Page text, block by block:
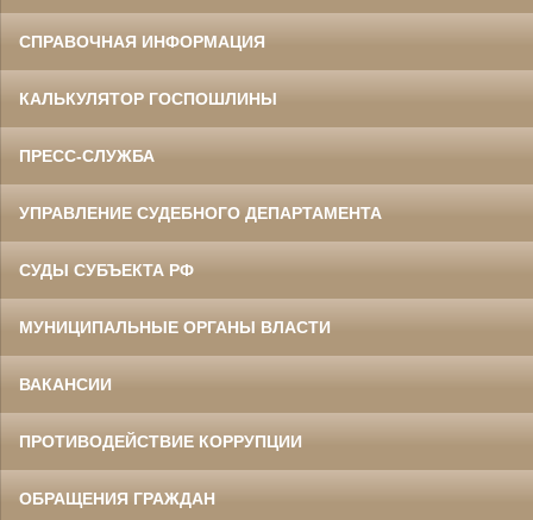
СПРАВОЧНАЯ ИНФОРМАЦИЯ
КАЛЬКУЛЯТОР ГОСПОШЛИНЫ
ПРЕСС-СЛУЖБА
УПРАВЛЕНИЕ СУДЕБНОГО ДЕПАРТАМЕНТА
СУДЫ СУБЪЕКТА РФ
МУНИЦИПАЛЬНЫЕ ОРГАНЫ ВЛАСТИ
ВАКАНСИИ
ПРОТИВОДЕЙСТВИЕ КОРРУПЦИИ
ОБРАЩЕНИЯ ГРАЖДАН